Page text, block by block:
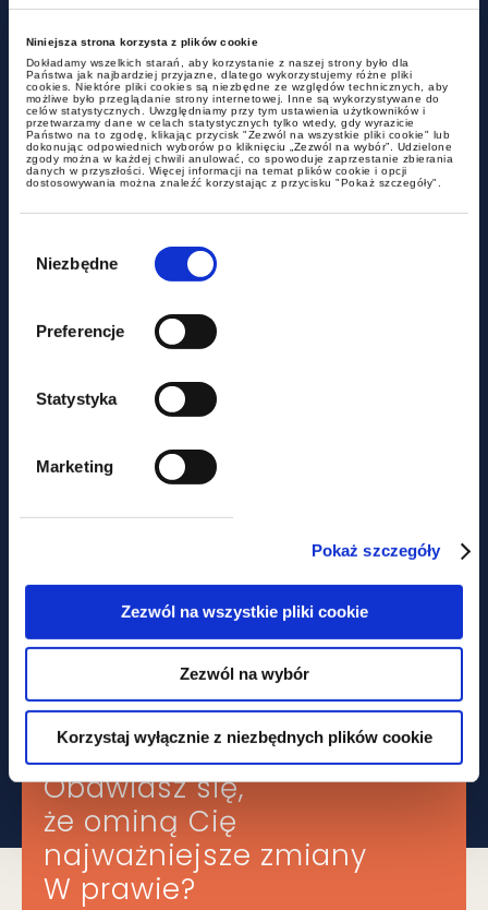
Niniejsza strona korzysta z plików cookie
Dokładamy wszelkich starań, aby korzystanie z naszej strony było dla
Państwa jak najbardziej przyjazne, dlatego wykorzystujemy różne pliki
cookies. Niektóre pliki cookies są niezbędne ze względów technicznych, aby
możliwe było przeglądanie strony internetowej. Inne są wykorzystywane do
celów statystycznych. Uwzględniamy przy tym ustawienia użytkowników i
przetwarzamy dane w celach statystycznych tylko wtedy, gdy wyrazicie
Państwo na to zgodę, klikając przycisk "Zezwól na wszystkie pliki cookie" lub
dokonując odpowiednich wyborów po kliknięciu „Zezwól na wybór”. Udzielone
zgody można w każdej chwili anulować, co spowoduje zaprzestanie zbierania
danych w przyszłości. Więcej informacji na temat plików cookie i opcji
dostosowywania można znaleźć korzystając z przycisku "Pokaż szczegóły".
zgody
Niezbędne
Preferencje
Statystyka
Marketing
Pokaż szczegóły
Zezwól na wszystkie pliki cookie
Zezwól na wybór
Korzystaj wyłącznie z niezbędnych plików cookie
Fundacja Dorastaj z Nami
Obawiasz się,
że ominą Cię
najważniejsze zmiany
W prawie?